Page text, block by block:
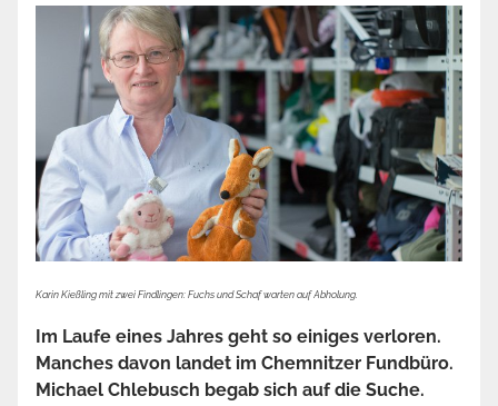
Karin Kießling mit zwei Findlingen: Fuchs und Schaf warten auf Abholung.
Im Laufe eines Jahres geht so einiges verloren.
Manches davon landet im Chemnitzer Fundbüro.
Michael Chlebusch begab sich auf die Suche.